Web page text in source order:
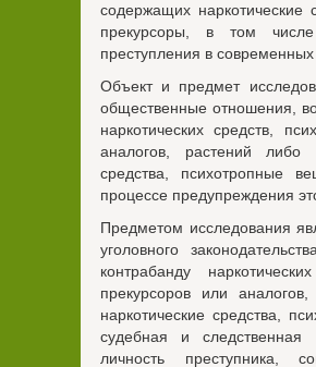
содержащих наркотические
прекурсоры, в том числе
преступления в
Объект и предмет
общественные отношения,
наркотических средств,
аналогов, растений либо
средства, психотропные
процессе предупреждения
Предметом исследования
уголовного
контрабанду
прекурсоров или
наркотические средства,
судебная и следственная
личность преступника,